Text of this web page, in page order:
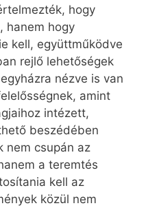
hogy
hanem hogy
kell, együttműködve
rejlő lehetőségek
nézve is van
amint
intézett,
beszédében
nem csupán az
a teremtés
kell az
közül nem